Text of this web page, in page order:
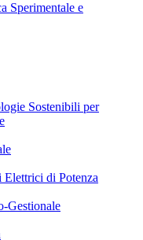
Sperimentale e
Sostenibili per
Elettrici di Potenza
Gestionale